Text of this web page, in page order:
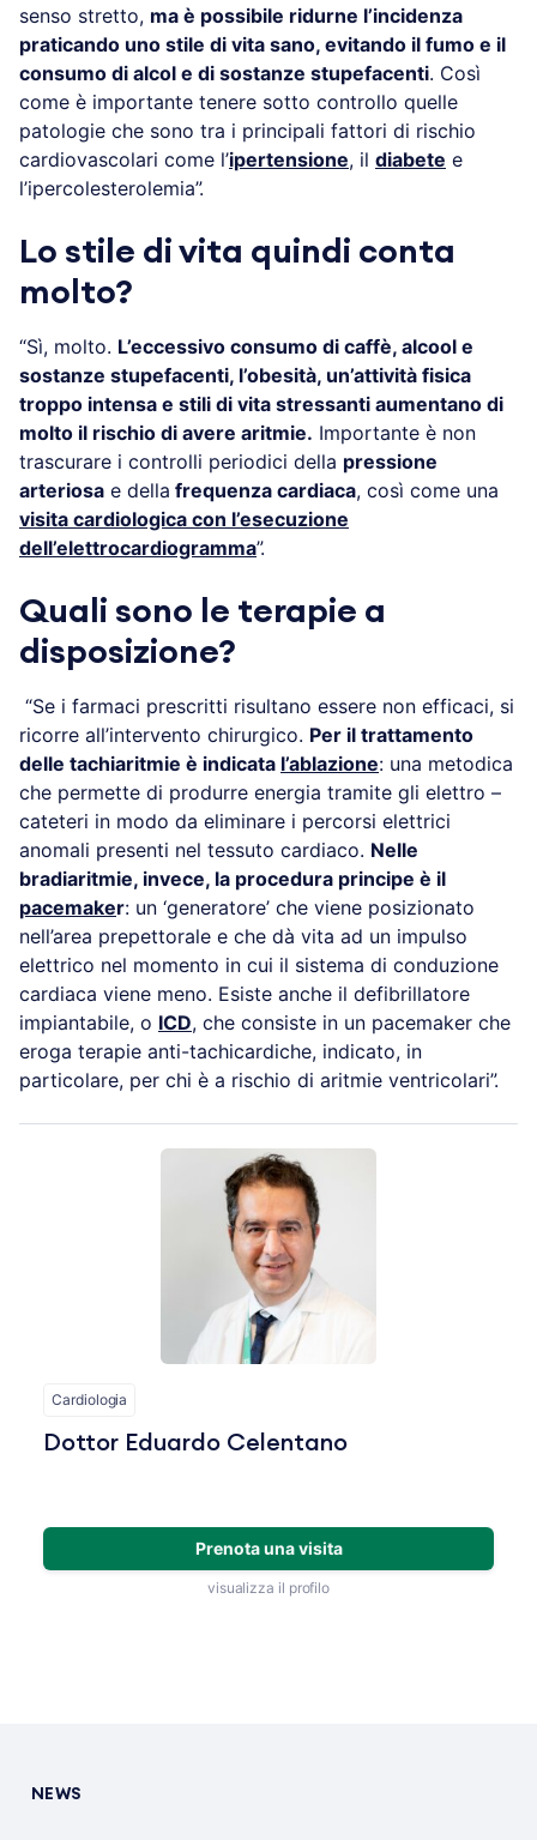
senso stretto, ma è possibile ridurne l’incidenza
praticando uno stile di vita sano, evitando il fumo e il
consumo di alcol e di sostanze stupefacenti. Così
come è importante tenere sotto controllo quelle
patologie che sono tra i principali fattori di rischio
cardiovascolari come l’ipertensione, il diabete e
l’ipercolesterolemia”.
Lo stile di vita quindi conta
molto?
“Sì, molto. L’eccessivo consumo di caffè, alcool e
sostanze stupefacenti, l’obesità, un’attività fisica
troppo intensa e stili di vita stressanti aumentano di
molto il rischio di avere aritmie. Importante è non
trascurare i controlli periodici della pressione
arteriosa e della frequenza cardiaca, così come una
visita cardiologica con l’esecuzione
dell’elettrocardiogramma”.
Quali sono le terapie a
disposizione?
“Se i farmaci prescritti risultano essere non efficaci, si
ricorre all’intervento chirurgico. Per il trattamento
delle tachiaritmie è indicata l’ablazione: una metodica
che permette di produrre energia tramite gli elettro –
cateteri in modo da eliminare i percorsi elettrici
anomali presenti nel tessuto cardiaco. Nelle
bradiaritmie, invece, la procedura principe è il
pacemaker: un ‘generatore’ che viene posizionato
nell’area prepettorale e che dà vita ad un impulso
elettrico nel momento in cui il sistema di conduzione
cardiaca viene meno. Esiste anche il defibrillatore
impiantabile, o ICD, che consiste in un pacemaker che
eroga terapie anti-tachicardiche, indicato, in
particolare, per chi è a rischio di aritmie ventricolari”.
Cardiologia
Dottor Eduardo Celentano
Prenota una visita
visualizza il profilo
NEWS